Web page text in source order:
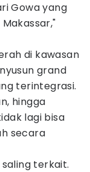
Gowa yang
di kawasan
grand
terintegrasi.
hingga
lagi bisa
secara
terkait.